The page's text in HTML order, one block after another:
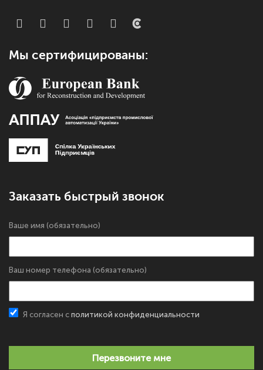
Мы сертифицированы:
Заказать быстрый звонок
Ваше имя (обязательно)
Ваш номер телефона (обязательно)
Я согласен с политикой конфиденциальности
Перезвоните мне